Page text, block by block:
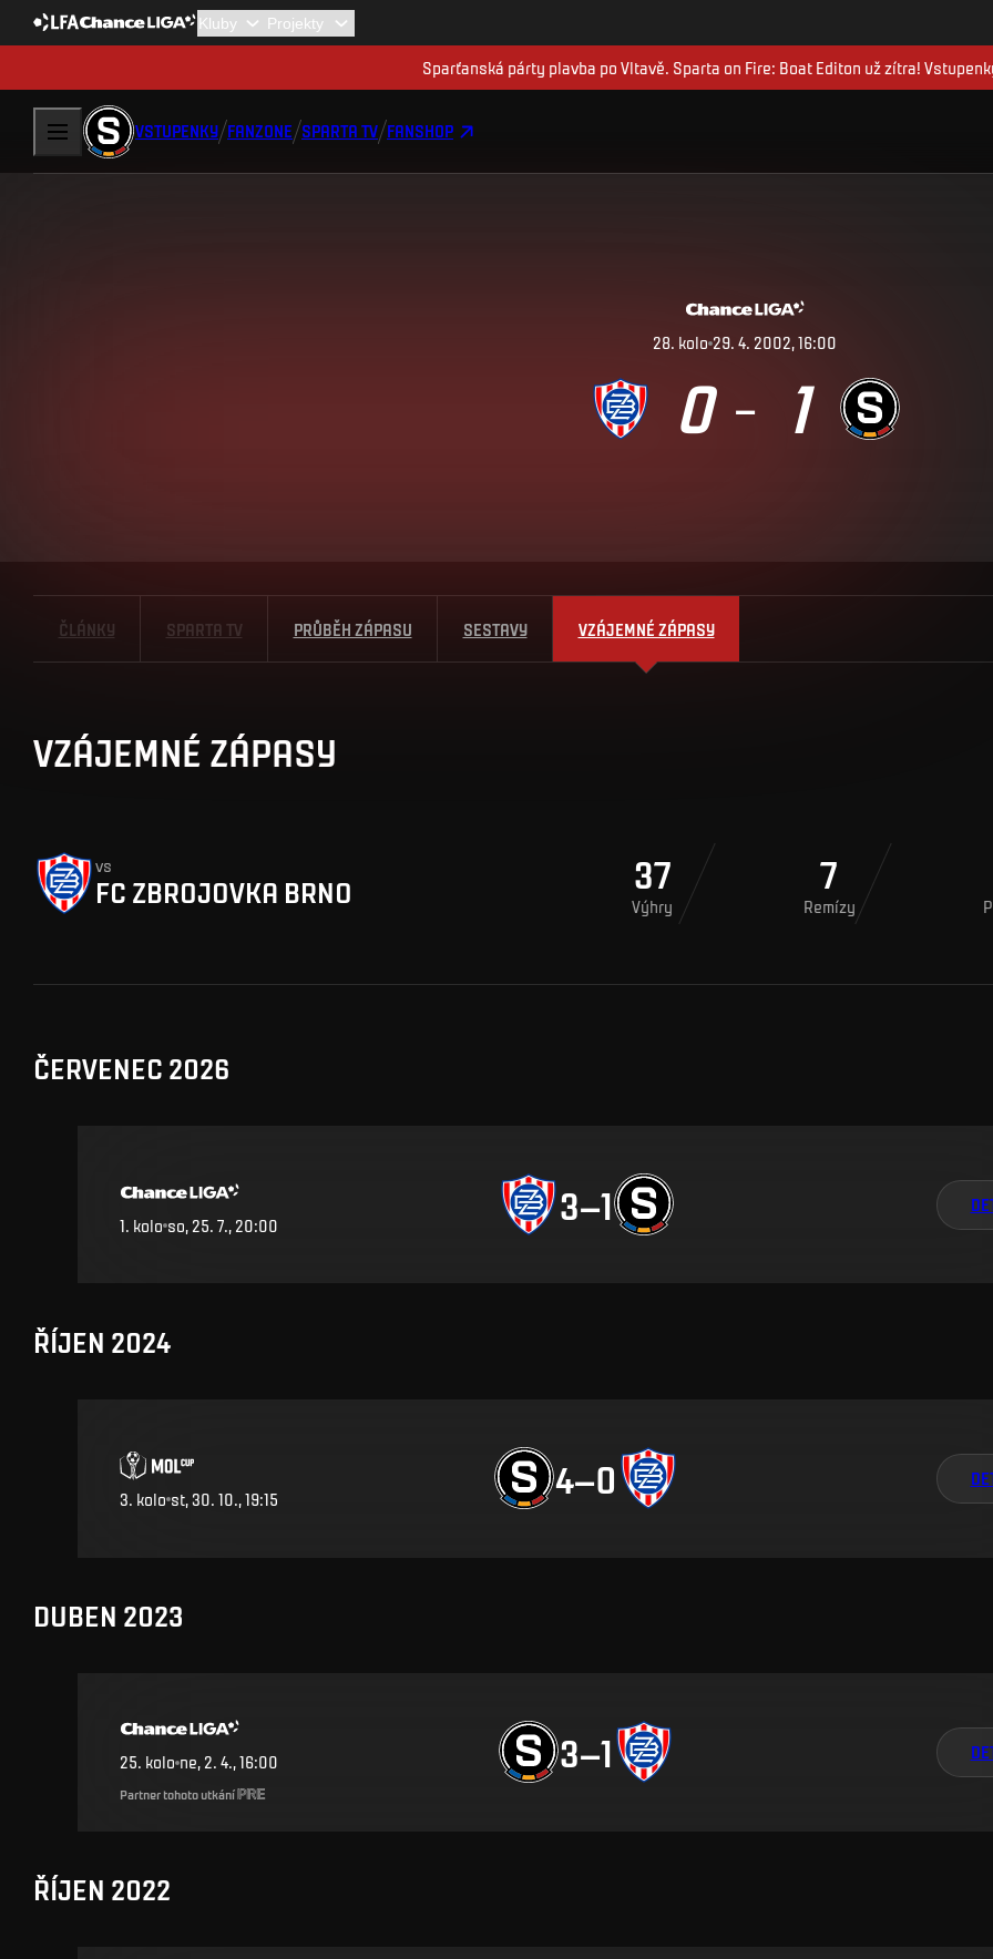
Sparťanská párty plavba po Vltavě. Sparta on Fire: Boat Editon už zítra!
VSTUPENKY FANZONE SPARTA TV FANSHOP
28. kolo 29. 4. 2002, 16:00
0 – 1
ČLÁNKY SPARTA TV PRŮBĚH ZÁPASU SESTAVY VZÁJEMNÉ ZÁPASY
VZÁJEMNÉ ZÁPASY
vs
FC ZBROJOVKA BRNO 37
Výhry
7
Remízy
ČERVENEC 2026
1. kolo so, 25. 7., 20:00 3–1
ŘÍJEN 2024
3. kolo st, 30. 10., 19:15 4–0
DUBEN 2023
25. kolo ne, 2. 4., 16:00 3–1
Partner tohoto utkání
ŘÍJEN 2022